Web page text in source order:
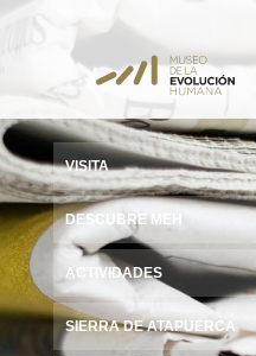
VISITA
DESCUBRE MEH
ACTIVIDADES
SIERRA DE ATAPUERCA